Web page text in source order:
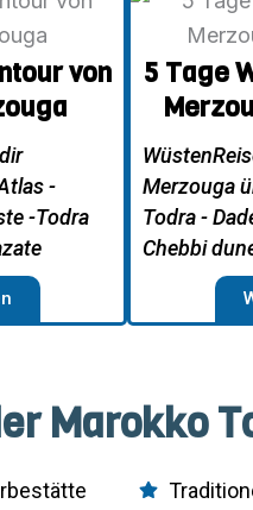
von
-
-Todra
5 Tage
Merzouga
Todra -
Chebbi
Marokko